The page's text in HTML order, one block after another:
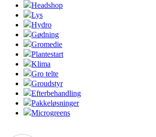
Headshop
Lys
Hydro
Gødning
Gromedie
Plantestart
Klima
Gro telte
Groudstyr
Efterbehandling
Pakkeløsninger
Microgreens